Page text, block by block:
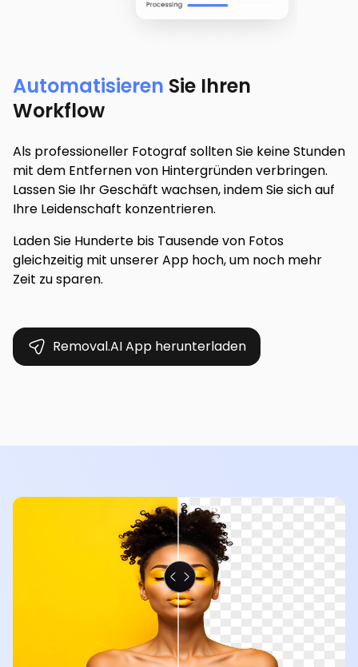
Automatisieren Sie Ihren
Workflow
Als professioneller Fotograf sollten Sie keine Stunden
mit dem Entfernen von Hintergründen verbringen.
Lassen Sie Ihr Geschäft wachsen, indem Sie sich auf
Ihre Leidenschaft konzentrieren.
Laden Sie Hunderte bis Tausende von Fotos
gleichzeitig mit unserer App hoch, um noch mehr
Zeit zu sparen.
Removal.AI App herunterladen